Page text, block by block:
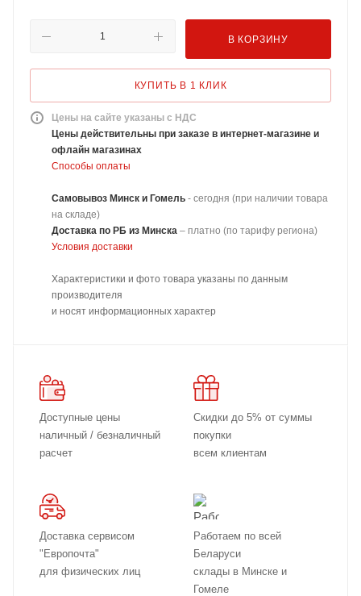
В КОРЗИНУ
КУПИТЬ В 1 КЛИК
Цены на сайте указаны с НДС
Цены действительны при заказе в интернет-магазине и
офлайн магазинах
Способы оплаты
Самовывоз Минск и Гомель - сегодня (при наличии товара
на складе)
Доставка по РБ из Минска – платно (по тарифу региона)
Условия доставки
Характеристики и фото товара указаны по данным
производителя
и носят информационных характер
Доступные цены
наличный / безналичный
расчет
Скидки до 5% от суммы
покупки
всем клиентам
Доставка сервисом
"Европочта"
для физических лиц
Работаем по всей
Беларуси
склады в Минске и
Гомеле